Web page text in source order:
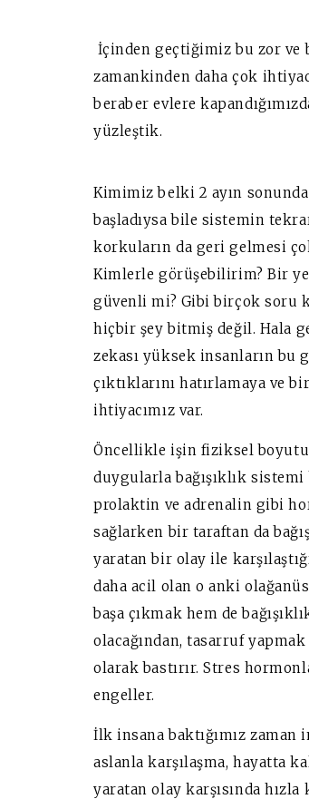
İçinden geçtiğimiz bu zor ve
zamankinden daha çok
beraber evlere
yüzleştik.
Kimimiz belki 2 ayın sonunda
başladıysa bile sistemin
korkuların da geri gelmesi
Kimlerle görüşebilirim? Bir
güvenli mi? Gibi birçok soru
hiçbir şey bitmiş değil. Hala
zekası yüksek insanların bu
çıktıklarını hatırlamaya ve
ihtiyacımız var.
Öncellikle işin fiziksel
duygularla bağışıklık
prolaktin ve adrenalin gibi
sağlarken bir taraftan da
yaratan bir olay ile
daha acil olan o anki
başa çıkmak hem de
olacağından, tasarruf
olarak bastırır. Stres
engeller.
İlk insana baktığımız
aslanla karşılaşma, hayatta
yaratan olay karşısında